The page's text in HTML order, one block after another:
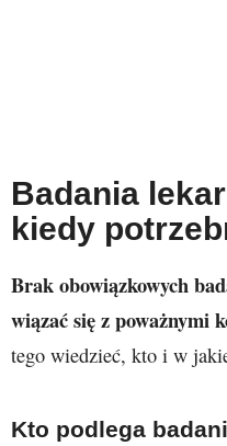
Badania
kiedy
Brak obowiązkowych
wiązać się z poważnymi
tego wiedzieć, kto i w
Kto podlega